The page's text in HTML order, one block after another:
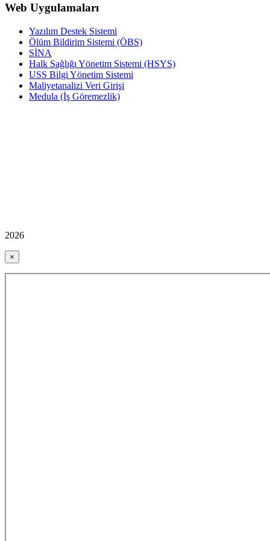
Web Uygulamaları
Yazılım Destek Sistemi
Ölüm Bildirim Sistemi (ÖBS)
SİNA
Halk Sağlığı Yönetim Sistemi (HSYS)
USS Bilgi Yönetim Sistemi
Maliyetanalizi Veri Girişi
Medula (İş Göremezlik)
2026
×